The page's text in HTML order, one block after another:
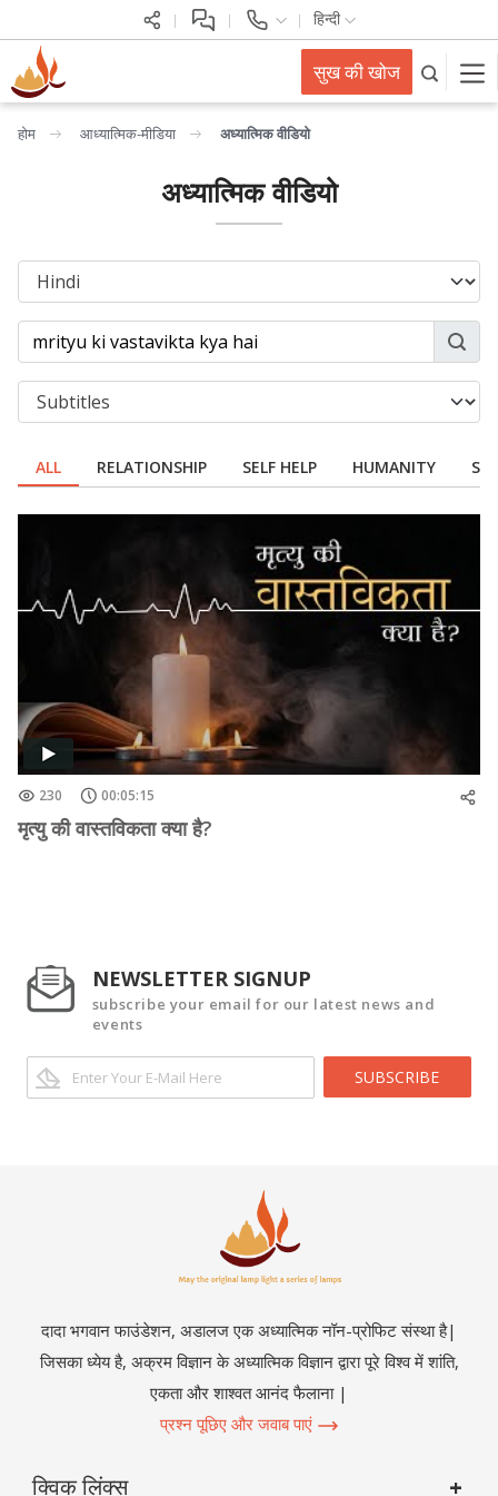
हिन्दी
सुख की खोज
होम आध्यात्मिक-मीडिया अध्यात्मिक वीडियो
अध्यात्मिक वीडियो
ALL RELATIONSHIP SELF HELP HUMANITY
230 00:05:15
मृत्यु की वास्तविकता क्या है?
NEWSLETTER SIGNUP
subscribe your email for our latest news and
events
SUBSCRIBE
दादा भगवान फाउंडेशन, अडालज एक अध्यात्मिक नॉन-प्रोफिट संस्था है|
जिसका ध्येय है, अक्रम विज्ञान के अध्यात्मिक विज्ञान द्वारा पूरे विश्व में शांति,
एकता और शाश्वत आनंद फैलाना |
प्रश्न पूछिए और जवाब पाएं
क्विक लिंक्स